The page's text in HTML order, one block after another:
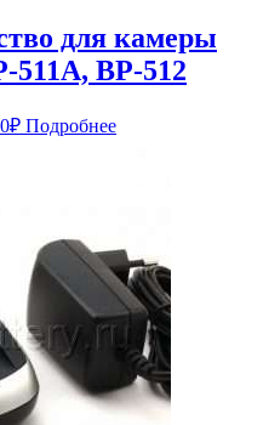
для камеры
511A, BP-512
₽Текущая
цена:
Подробнее